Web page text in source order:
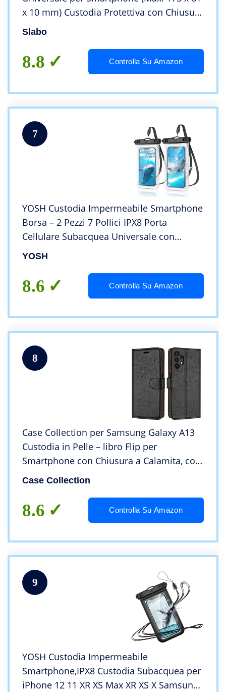
x 10 mm) Custodia Protettiva con Chiusura
Magnetica in Pelle PU – Nero | Black
Slabo
8.8 Controlla Su Amazon
7
YOSH Custodia Impermeabile Smartphone
Borsa – 2 Pezzi 7 Pollici IPX8 Porta
Cellulare Subacquea Universale con
Cordino Regolabile Finestre Trasparenti
Samsung Huawei
YOSH
8.6 Controlla Su Amazon
8
Case Collection per Samsung Galaxy A13
Custodia in Pelle – libro Flip per
Smartphone con Chiusura a Calamita, con
Slot per Tessere e Supporto Pieghevole
Case Collection
8.6 Controlla Su Amazon
9
YOSH Custodia Impermeabile
Smartphone,IPX8 Custodia Subacquea per
iPhone 12 11 XR XS Max XR XS X Samsung